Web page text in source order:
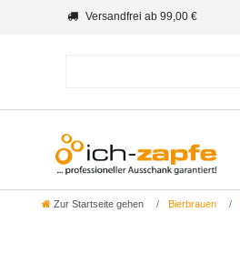
Versandfrei ab 99,00 €
Zur Startseite gehen Bierbrauen